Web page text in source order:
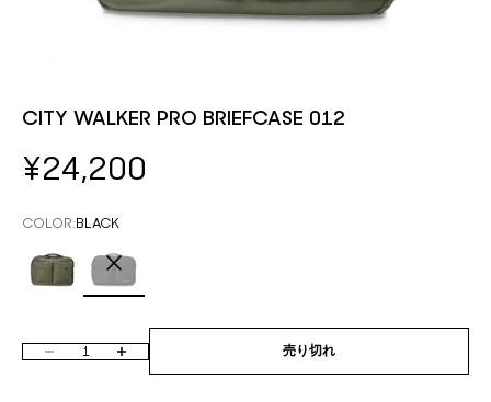
CITY WALKER PRO BRIEFCASE 012
セール価格
¥24,200
COLOR:BLACK
数量を減らす 数量を増やす 売り切れ